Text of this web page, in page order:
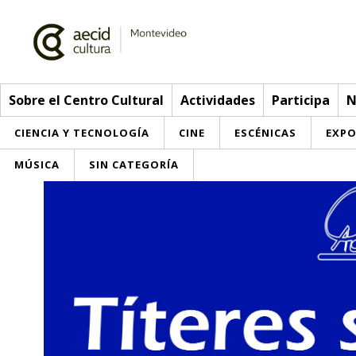
Sobre el Centro Cultural Actividades Participa
CIENCIA Y TECNOLOGÍA CINE ESCÉNICAS
MÚSICA SIN CATEGORÍA
Instalaciones
This week
Envíanos tu propuesta
Buzón de sugerencias
Convocatorias